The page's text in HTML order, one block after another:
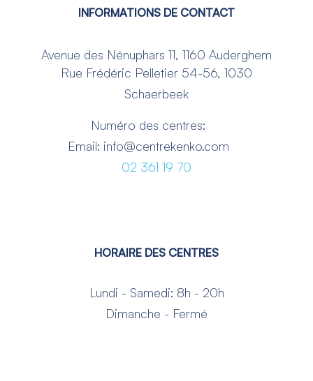
INFORMATIONS DE CONTACT
Avenue des Nénuphars 11, 1160 Auderghem
Rue Frédéric Pelletier 54-56, 1030
Schaerbeek
Numéro des centres:
Email: info@centrekenko.com
02 361 19 70
HORAIRE DES CENTRES
Lundi - Samedi: 8h - 20h
Dimanche - Fermé